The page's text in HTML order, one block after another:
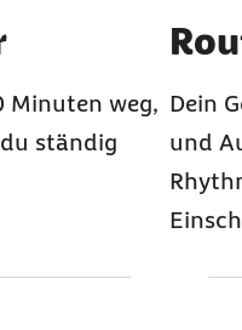
Minuten weg,
ständig
Element
Dein
und